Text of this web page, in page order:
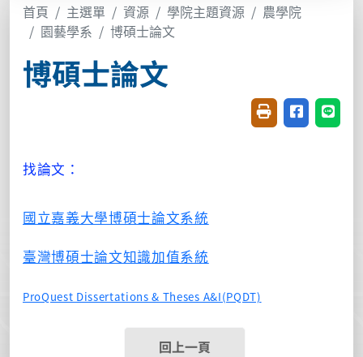
首頁 主選單 資源 學院主題資源
農學院
園藝學系
博碩士論文
博碩士論文
友善列印(開新視
分享至臉書
分享
找論文：
國立嘉義大學博碩士論文系統
臺灣博碩士論文知識加值系統
ProQuest Dissertations & Theses A&I(PQDT)
回上一頁